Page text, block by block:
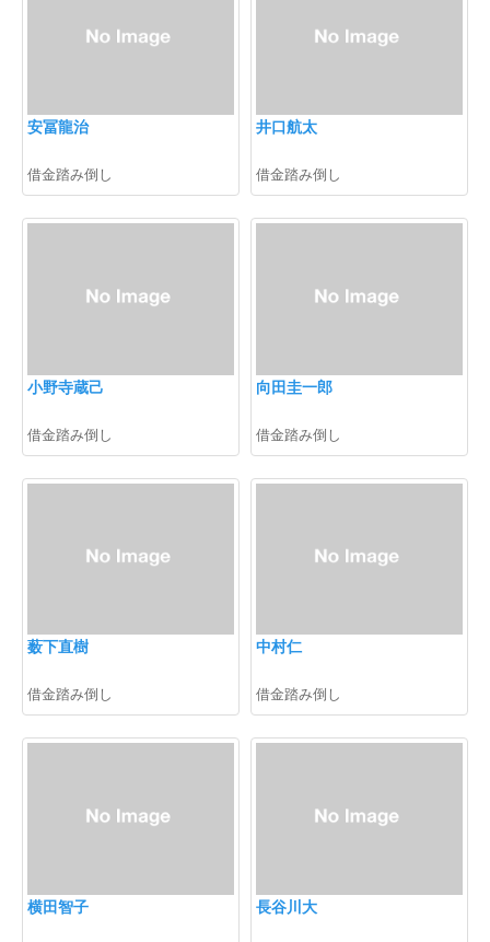
安冨龍治
借金踏み倒し
井口航太
借金踏み倒し
小野寺蔵己
借金踏み倒し
向田圭一郎
借金踏み倒し
薮下直樹
借金踏み倒し
中村仁
借金踏み倒し
横田智子 長谷川大